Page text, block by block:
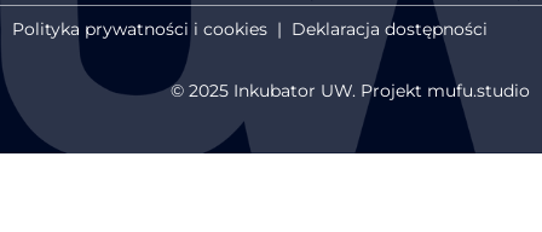
Polityka prywatności i cookies | Deklaracja dostępności
© 2025 Inkubator UW. Projekt mufu.studio